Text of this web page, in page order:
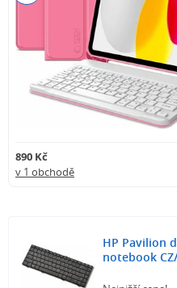
890 Kč
v 1 obchodě
HP Pavilion
notebook